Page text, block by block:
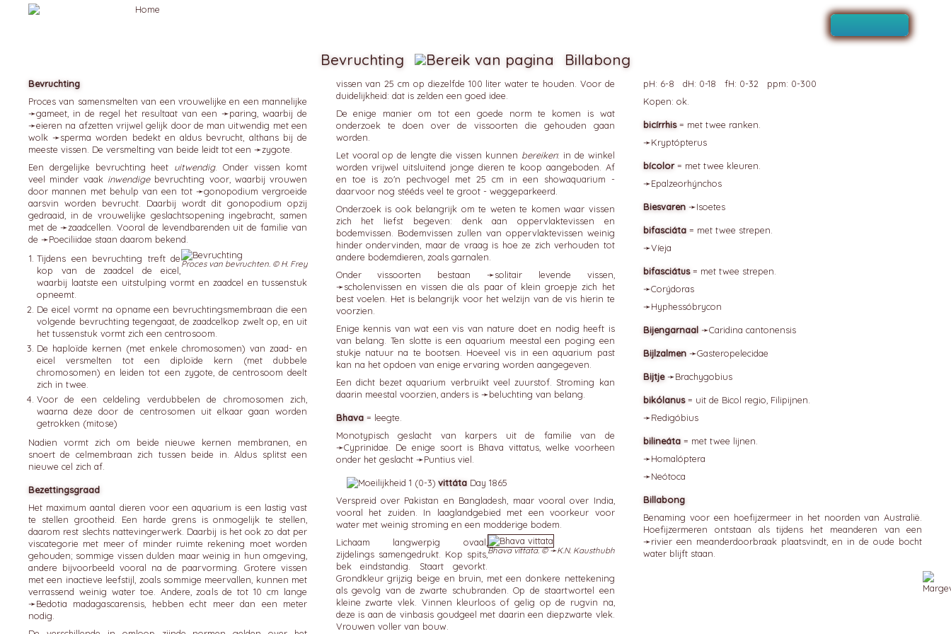
Bevruchting Billabong
Bevruchting
Proces van samensmelten van een vrouwelijke en een mannelijke
➛gameet , in de regel het resultaat van een ➛paring , waarbij de
➛eieren na afzetten vrijwel gelijk door de man uitwendig met een
wolk ➛sperma worden bedekt en aldus bevrucht, althans bij de
meeste vissen. De versmelting van beide leidt tot een ➛zygote
Een dergelijke bevruchting heet uitwendig. Onder vissen komt
veel minder vaak inwendigebevruchting voor, waarbij vrouwen
door mannen met behulp van een tot ➛gonopodium vergroeide
aarsvin worden bevrucht. Daarbij wordt dit gonopodium opzij
gedraaid, in de vrouwelijke geslachtsopening ingebracht, samen
met de ➛zaadcellen . Vooral de levendbarenden uit de familie van
de ➛Poeciliidae staan daarom bekend.
Proces van bevruchten. © H. Frey
Tijdens een bevruchting treft de
kop van de zaadcel de eicel,
waarbij laatste een uitstulping vormt en zaadcel en tussenstuk
opneemt.
De eicel vormt na opname een bevruchtingsmembraan die een
volgende bevruchting tegengaat, de zaadcelkop zwelt op, en uit
het tussenstuk vormt zich een centrosoom.
De haploïde kernen (met enkele chromosomen) van zaad- en
eicel versmelten tot een diploïde kern (met dubbele
chromosomen) en leiden tot een zygote, de centrosoom deelt
zich in twee.
Voor de een celdeling verdubbelen de chromosomen zich,
waarna deze door de centrosomen uit elkaar gaan worden
getrokken (mitose)
Nadien vormt zich om beide nieuwe kernen membranen, en
snoert de celmembraan zich tussen beide in. Aldus splitst een
nieuwe cel zich af.
Bezettingsgraad
Het maximum aantal dieren voor een aquarium is een lastig vast
te stellen grootheid. Een harde grens is onmogelijk te stellen,
daarom rest slechts nattevingerwerk. Daarbij is het ook zo dat per
viscategorie met meer of minder ruimte rekening moet worden
gehouden; sommige vissen dulden maar weinig in hun omgeving,
andere bijvoorbeeld vooral na de paarvorming. Grotere vissen
met een inactieve leefstijl, zoals sommige meervallen, kunnen met
verrassend weinig water toe. Andere, zoals de tot 10 cm lange
➛Bedotia madagascarensis, hebben echt meer dan een meter
nodig.
vissen van 25 cm op diezelfde 100 liter water te houden. Voor de
duidelijkheid: dat is zelden een goed idee.
De enige manier om tot een goede norm te komen is wat
onderzoek te doen over de vissoorten die gehouden gaan
worden.
Let vooral op de lengte die vissen kunnen bereiken: in de winkel
worden vrijwel uitsluitend jonge dieren te koop aangeboden. Af
en toe is zo'n pechvogel met 25 cm in een showaquarium -
daarvoor nog stééds veel te groot - weggeparkeerd.
Onderzoek is ook belangrijk om te weten te komen waar vissen
zich het liefst begeven: denk aan oppervlaktevissen en
bodemvissen. Bodemvissen zullen van oppervlaktevissen weinig
hinder ondervinden, maar de vraag is hoe ze zich verhouden tot
andere bodemdieren, zoals garnalen.
Onder vissoorten bestaan ➛solitairlevende vissen,
➛scholenvissen en vissen die als paar of klein groepje zich het
best voelen. Het is belangrijk voor het welzijn van de vis hierin te
voorzien.
Enige kennis van wat een vis van nature doet en nodig heeft is
van belang. Ten slotte is een aquarium meestal een poging een
stukje natuur na te bootsen. Hoeveel vis in een aquarium past
kan na het opdoen van enige ervaring worden aangegeven.
Een dicht bezet aquarium verbruikt veel zuurstof. Stroming kan
daarin meestal voorzien, anders is ➛beluchting van belang.
Bhava = leegte.
Monotypisch geslacht van karpers uit de familie van de
➛Cyprinidae . De enige soort is Bhava vittatus, welke voorheen
onder het geslacht ➛Puntiusviel.
vittátaDay 1865
Verspreid over Pakistan en Bangladesh, maar vooral over India,
vooral het zuiden. In laaglandgebied met een voorkeur voor
water met weinig stroming en een modderige bodem.
Bhava vittata. © ➛K.N. Kausthubh
Lichaam langwerpig ovaal,
zijdelings samengedrukt. Kop spits,
bek eindstandig. Staart gevorkt.
Grondkleur grijzig beige en bruin, met een donkere nettekening
als gevolg van de zwarte schubranden. Op de staartwortel een
kleine zwarte vlek. Vinnen kleurloos of gelig op de rugvin na,
deze is aan de vinbasis goudgeel met daarin een diepzwarte vlek.
Vrouwen voller van bouw.
pH: 6-8 dH: 0-18 fH: 0-32 ppm: 0-300
Kopen: ok.
bicírrhis = met twee ranken.
➛Kryptópterus
bícolor = met twee kleuren.
➛Epalzeorhýnchos
Biesvaren ➛Isoetes
bifasciáta = met twee strepen.
➛Víeja
bifasciátus = met twee strepen.
➛Corýdoras
➛Hyphessóbrycon
Bijengarnaal ➛Caridina cantonensis
Bijlzalmen ➛Gasteropelecidae
Bijtje➛Brachygobius
bikólanus = uit de Bicol regio, Filipijnen.
➛Redigóbius
bilineáta = met twee lijnen.
➛Homalóptera
➛Neótoca
Billabong
Benaming voor een hoefijzermeer in het noorden van Australië.
Hoefijzermeren ontstaan als tijdens het meanderen van een
➛rivier een meanderdoorbraak plaatsvindt, en in de oude bocht
water blijft staan.